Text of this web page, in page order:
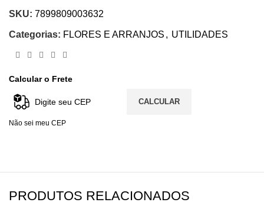
SKU: 7899809003632
Categorias: FLORES E ARRANJOS , UTILIDADES
Calcular o Frete
CALCULAR
Não sei meu CEP
PRODUTOS RELACIONADOS